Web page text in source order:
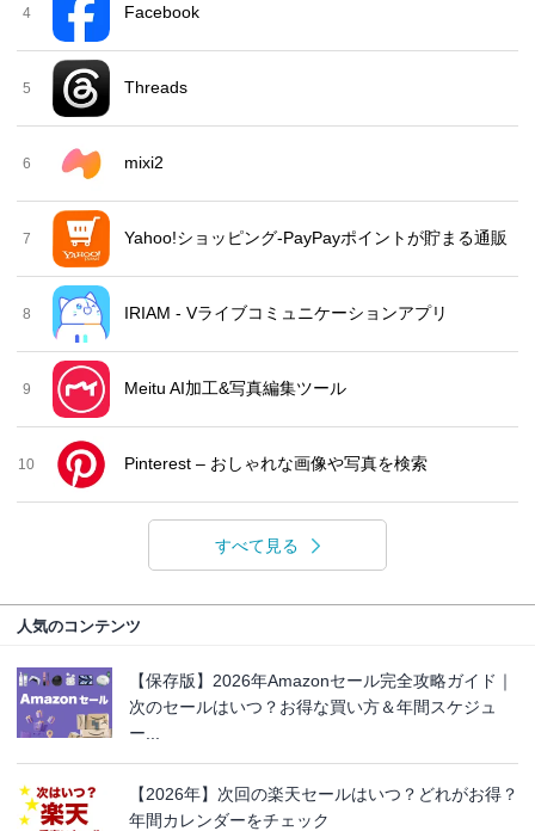
4 Facebook
5 Threads
6 mixi2
7 Yahoo!ショッピング-PayPayポイントが貯まる通販
8 IRIAM - Vライブコミュニケーションアプリ
9 Meitu AI加工&写真編集ツール
10 Pinterest – おしゃれな画像や写真を検索
すべて見る
人気のコンテンツ
【保存版】2026年Amazonセール完全攻略ガイド｜
次のセールはいつ？お得な買い方＆年間スケジュ
ー...
【2026年】次回の楽天セールはいつ？どれがお得？
年間カレンダーをチェック